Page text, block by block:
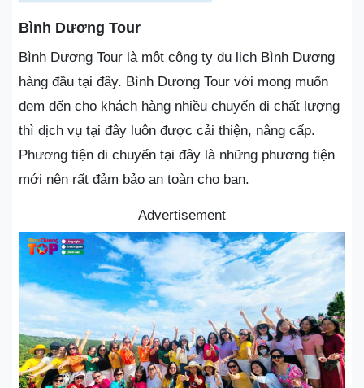
Bình Dương Tour
Bình Dương Tour là một công ty du lịch Bình Dương
hàng đầu tại đây. Bình Dương Tour với mong muốn
đem đến cho khách hàng nhiều chuyến đi chất lượng
thì dịch vụ tại đây luôn được cải thiện, nâng cấp.
Phương tiện di chuyển tại đây là những phương tiện
mới nên rất đảm bảo an toàn cho bạn.
Advertisement